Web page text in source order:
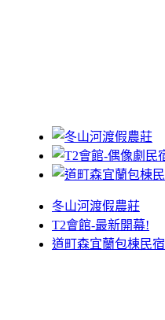
冬山河渡假農莊
T2會館-最新開幕!
道町森宜蘭包棟民宿